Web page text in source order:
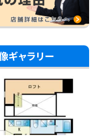
ギャラリー